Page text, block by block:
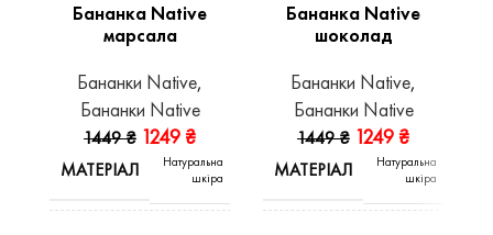
Бананка Native
марсала
Бананки Native,
Бананки Native
1449₴ 1249 ₴
МАТЕРІАЛ
Натуральна
шкіра
Бананка Native
шоколад
Бананки Native,
Бананки Native
1449₴ 1249 ₴
МАТЕРІАЛ
Натуральна
шкіра